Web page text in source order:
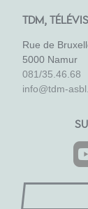
TDM,
Rue de
5000 Namur
081/35.46.68
info@tdm-